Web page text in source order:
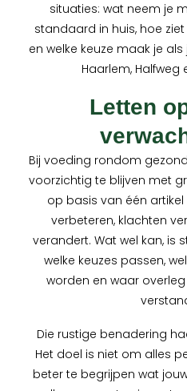
situaties: wat neem je
standaard in huis, hoe
en welke keuze maak je
Haarlem,
Letten
Bij voeding rondom
voorzichtig te blijven met
op basis van één
verbeteren, klachten
verandert. Wat wel kan, is
welke keuzes passen,
worden en waar
Die rustige benadering
Het doel is niet om alles
beter te begrijpen wat